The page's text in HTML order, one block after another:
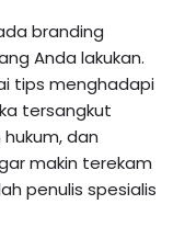
branding
Anda lakukan.
tips menghadapi
tersangkut
dan
makin terekam
penulis spesialis